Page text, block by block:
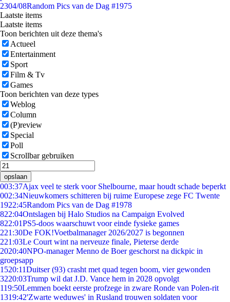
2304/08Random Pics van de Dag #1975
Laatste items
Laatste items
Toon berichten uit deze thema's
Actueel
Entertainment
Sport
Film & Tv
Games
Toon berichten van deze types
Weblog
Column
(P)review
Special
Poll
Scrollbar gebruiken
opslaan
003:37Ajax veel te sterk voor Shelbourne, maar houdt schade beperkt
002:34Nieuwkomers schitteren bij ruime Europese zege FC Twente
1922:45Random Pics van de Dag #1978
822:04Ontslagen bij Halo Studios na Campaign Evolved
822:01PS5-doos waarschuwt voor einde fysieke games
221:30De FOK!Voetbalmanager 2026/2027 is begonnen
221:03Le Court wint na nerveuze finale, Pieterse derde
2020:40NPO-manager Menno de Boer geschorst na dickpic in
groepsapp
1520:11Duitser (93) crasht met quad tegen boom, vier gewonden
3220:03Trump wil dat J.D. Vance hem in 2028 opvolgt
119:50Lemmen boekt eerste profzege in zware Ronde van Polen-rit
1319:42'Zwarte weduwes' in Rusland trouwen soldaten voor